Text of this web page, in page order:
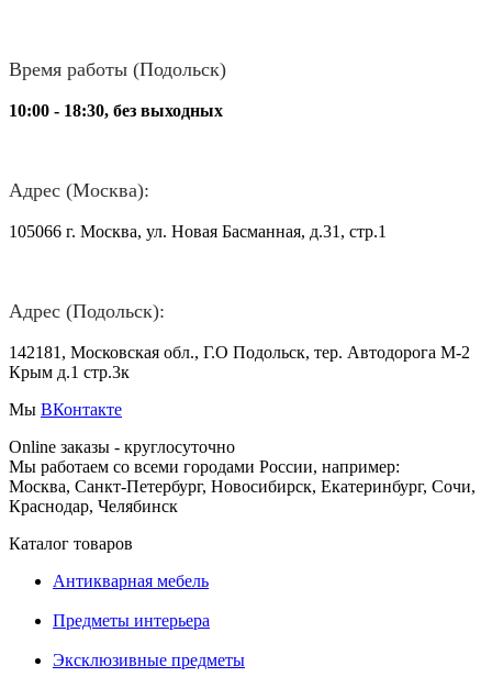
Время работы (Подольск)
10:00 - 18:30, без выходных
Адрес (Москва):
105066 г. Москва, ул. Новая Басманная, д.31, стр.1
Адрес (Подольск):
142181, Московская обл., Г.О Подольск, тер. Автодорога М-2
Крым д.1 стр.3к
Мы ВКонтакте
Online заказы - круглосуточно
Мы работаем со всеми городами России, например:
Москва, Санкт-Петербург, Новосибирск, Екатеринбург, Сочи,
Краснодар, Челябинск
Каталог товаров
Антикварная мебель
Предметы интерьера
Эксклюзивные предметы